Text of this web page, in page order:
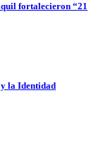
fortalecieron “21
la Identidad